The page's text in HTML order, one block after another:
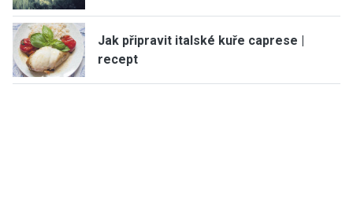
Jak připravit italské kuře caprese |
recept